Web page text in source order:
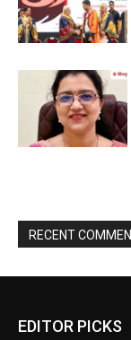
RECENT
EDITOR PICKS